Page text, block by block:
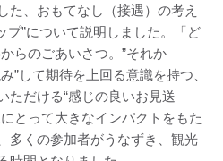
た、おもてなし（接遇）の考え
プ”について説明しました。「ど
らのごあいさつ。”それか
”して期待を上回る意識を持つ、
ただける“感じの良いお見送
とって大きなインパクトをもた
多くの参加者がうなずき、観光